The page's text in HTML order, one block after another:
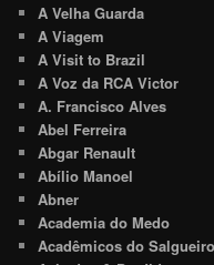
A Velha Guarda
A Viagem
A Visit to Brazil
A Voz da RCA Victor
A. Francisco Alves
Abel Ferreira
Abgar Renault
Abílio Manoel
Abner
Academia do Medo
Acadêmicos do Salgueiro